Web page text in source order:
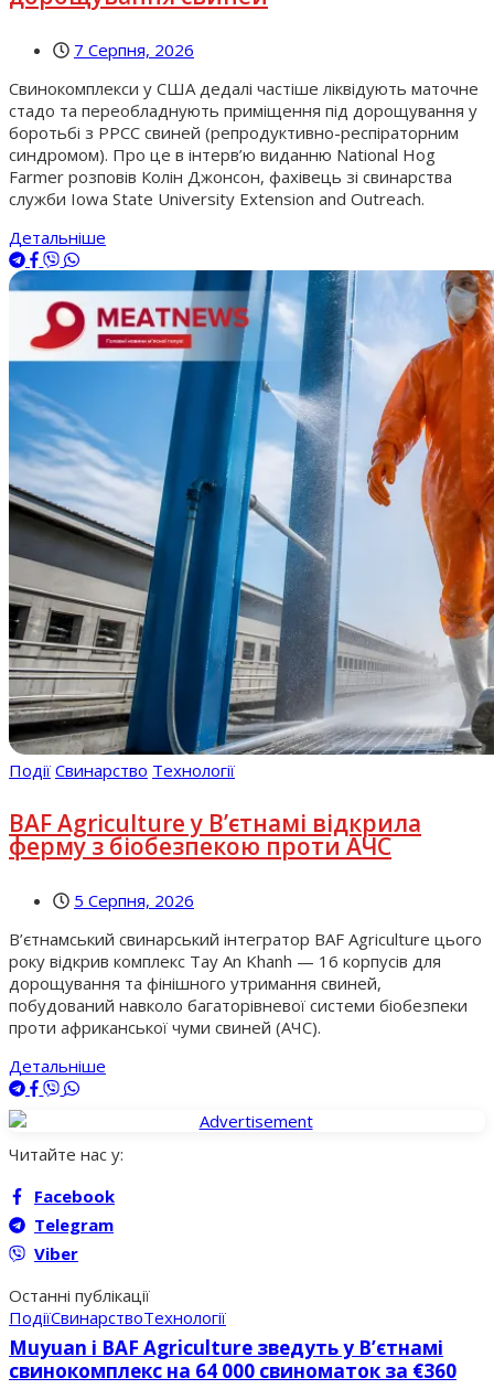
7 Серпня, 2026
Свинокомплекси у США дедалі частіше ліквідують маточне
стадо та переобладнують приміщення під дорощування у
боротьбі з РРСС свиней (репродуктивно-респіраторним
синдромом). Про це в інтерв’ю виданню National Hog
Farmer розповів Колін Джонсон, фахівець зі свинарства
служби Iowa State University Extension and Outreach.
Детальніше
Події Свинарство Технології
BAF Agriculture у В’єтнамі відкрила
ферму з біобезпекою проти АЧС
5 Серпня, 2026
В’єтнамський свинарський інтегратор BAF Agriculture цього
року відкрив комплекс Tay An Khanh — 16 корпусів для
дорощування та фінішного утримання свиней,
побудований навколо багаторівневої системи біобезпеки
проти африканської чуми свиней (АЧС).
Детальніше
Читайте нас у:
Facebook
Telegram
Viber
Останні публікації
ПодіїСвинарствоТехнології
Muyuan і BAF Agriculture зведуть у В’єтнамі
свинокомплекс на 64 000 свиноматок за €360